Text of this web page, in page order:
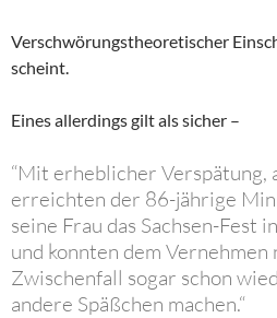
Verschwörungstheoretischer
scheint.
Eines allerdings gilt als sicher –
“Mit erheblicher Verspätung,
erreichten der 86-jährige
seine Frau das Sachsen-Fest
und konnten dem Vernehmen
Zwischenfall sogar schon
andere Späßchen machen.“